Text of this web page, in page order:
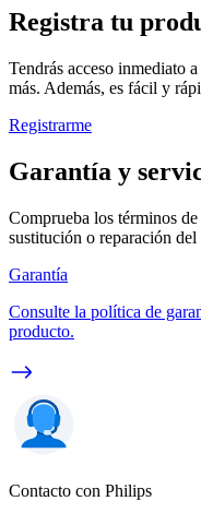
Registra tu
Tendrás acceso inmediato
más. Además, es fácil y
Registrarme
Garantía y
Comprueba los términos
sustitución o reparación
Garantía
Consulte la política de
producto.
Contacto con Philips